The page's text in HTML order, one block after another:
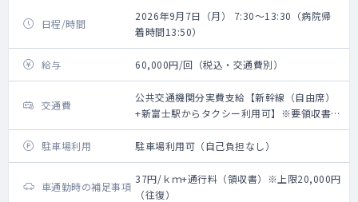
日程/時間
2026年9月7日（月） 7:30～13:30（病院帰
着時間13:50）
給与 60,000円/回（税込・交通費別）
交通費
公共交通機関分実費支給【新幹線（自由席）
+新富士駅からタクシー利用可】※要領収書・
上限20,000円（往復）
駐車場利用
駐車場利用可（自己負担なし）
車通勤時の補足事項
37円/ｋｍ+通行料（領収書）※上限20,000円
（往復）